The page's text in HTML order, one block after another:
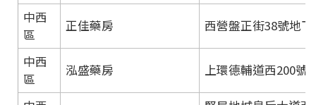
中西
區
正佳藥房 西營盤正街38號地下
中西
區
泓盛藥房 上環德輔道西200號